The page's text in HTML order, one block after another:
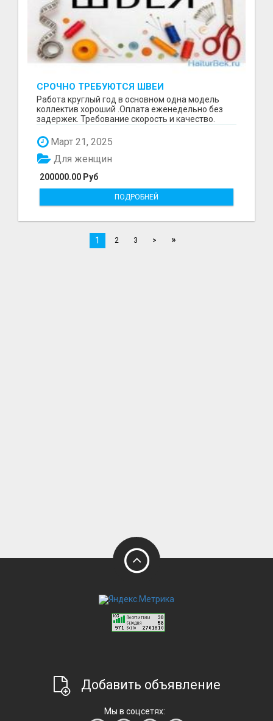
СРОЧНО ТРЕБУЮТСЯ ШВЕИ
Работа круглый год в основном одна модель
коллектив хороший .Оплата еженедельно без
задержек. Требование скорость и качество.
Отшиваем неско...
Март 21, 2025
200000.00 Руб
Для женщин
ПОДРОБНЕЙ
1 2 3 > »
Добавить объявление
Мы в соцсетях: